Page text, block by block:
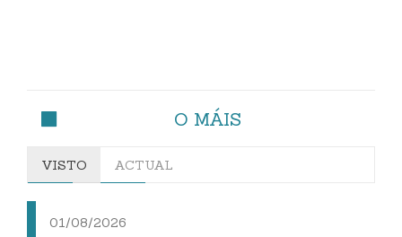
O MÁIS
VISTO ACTUAL
01/08/2026